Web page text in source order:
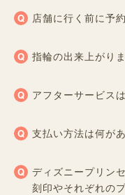
店舗に行く前に予
指輪の出来上がり
アフターサービス
支払い方法は何が
ディズニープリン
刻印やそれぞれの